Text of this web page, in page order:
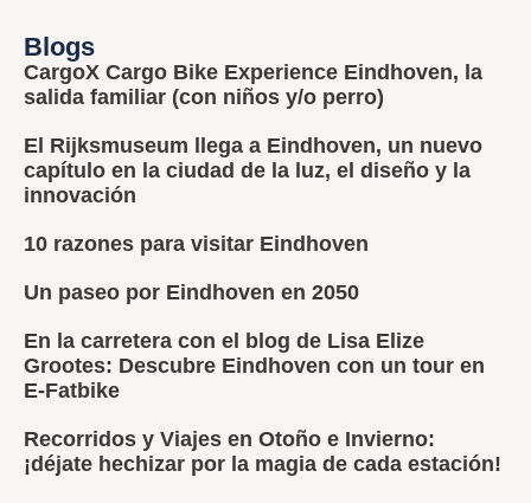
Blogs
CargoX Cargo Bike Experience Eindhoven, la
salida familiar (con niños y/o perro)
El Rijksmuseum llega a Eindhoven, un nuevo
capítulo en la ciudad de la luz, el diseño y la
innovación
10 razones para visitar Eindhoven
Un paseo por Eindhoven en 2050
En la carretera con el blog de Lisa Elize
Grootes: Descubre Eindhoven con un tour en
E-Fatbike
Recorridos y Viajes en Otoño e Invierno:
¡déjate hechizar por la magia de cada estación!